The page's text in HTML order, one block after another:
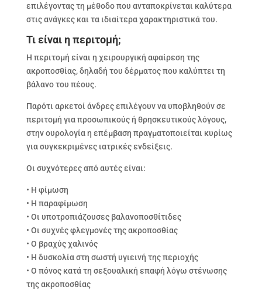
επιλέγοντας τη μέθοδο που ανταποκρίνεται καλύτερα
στις ανάγκες και τα ιδιαίτερα χαρακτηριστικά του.
Τι είναι η περιτομή;
Η περιτομή είναι η χειρουργική αφαίρεση της
ακροποσθίας, δηλαδή του δέρματος που καλύπτει τη
βάλανο του πέους.
Παρότι αρκετοί άνδρες επιλέγουν να υποβληθούν σε
περιτομή για προσωπικούς ή θρησκευτικούς λόγους,
στην ουρολογία η επέμβαση πραγματοποιείται κυρίως
για συγκεκριμένες ιατρικές ενδείξεις.
Οι συχνότερες από αυτές είναι:
• Η φίμωση
• Η παραφίμωση
• Οι υποτροπιάζουσες βαλανοποσθίτιδες
• Οι συχνές φλεγμονές της ακροποσθίας
• Ο βραχύς χαλινός
• Η δυσκολία στη σωστή υγιεινή της περιοχής
• Ο πόνος κατά τη σεξουαλική επαφή λόγω στένωσης
της ακροποσθίας